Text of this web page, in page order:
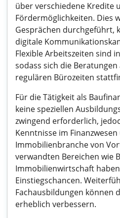
über verschiedene Kredite
Fördermöglichkeiten. Dies
Gesprächen durchgeführt,
digitale
Flexible Arbeitszeiten sind
sodass sich die
regulären Bürozeiten
Für die Tätigkeit als
keine speziellen
zwingend erforderlich,
Kenntnisse im
Immobilienbranche von
verwandten Bereichen wie
Immobilienwirtschaft
Einstiegschancen.
Fachausbildungen können
erheblich verbessern.